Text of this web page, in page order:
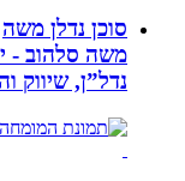
סוכן נדלן משה
משה סלהוב - יועץ
נדל”ן, שיווק